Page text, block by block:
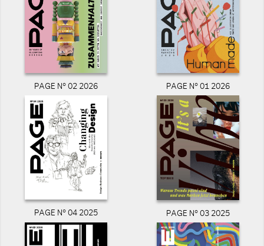
PAGE N° 02 2026 PAGE N° 01 2026
PAGE N° 04 2025 PAGE N° 03 2025